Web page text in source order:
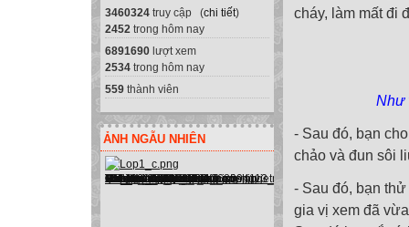
3460324 truy cập (chi tiết)
2452 trong hôm nay
6891690 lượt xem
2534 trong hôm nay
559 thành viên
ẢNH NGẪU NHIÊN
cháy, làm mất đi
Như
- Sau đó, bạn
chảo và đun sôi
- Sau đó, bạn
gia vị xem đã